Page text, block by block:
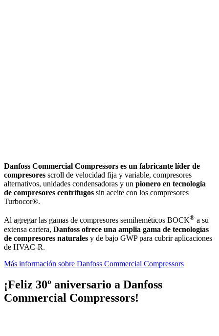
Danfoss Commercial Compressors es un fabricante líder de
compresores scroll de velocidad fija y variable, compresores
alternativos, unidades condensadoras y un pionero en tecnología
de compresores centrífugos sin aceite con los compresores
Turbocor®.
Al agregar las gamas de compresores semiheméticos BOCK® a su
extensa cartera, Danfoss ofrece una amplia gama de tecnologías
de compresores naturales y de bajo GWP para cubrir aplicaciones
de HVAC-R.
Más información sobre Danfoss Commercial Compressors
¡Feliz 30º aniversario a Danfoss
Commercial Compressors!